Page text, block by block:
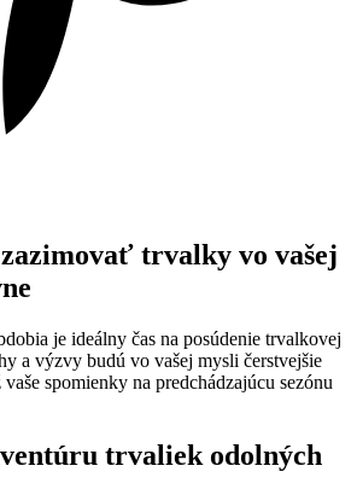
trvalky vo vašej
je ideálny čas na posúdenie trvalkovej
a výzvy budú vo vašej mysli čerstvejšie
spomienky na predchádzajúcu sezónu
trvaliek odolných